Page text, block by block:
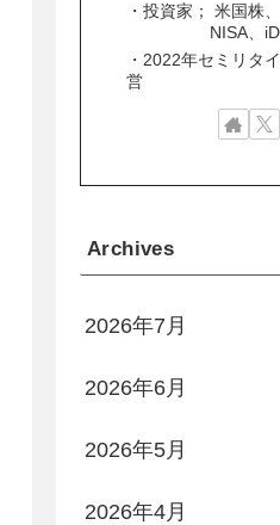
・投資家； 米国株
NISA、
・2022年セミリタ
営
Archives
2026年7月
2026年6月
2026年5月
2026年4月